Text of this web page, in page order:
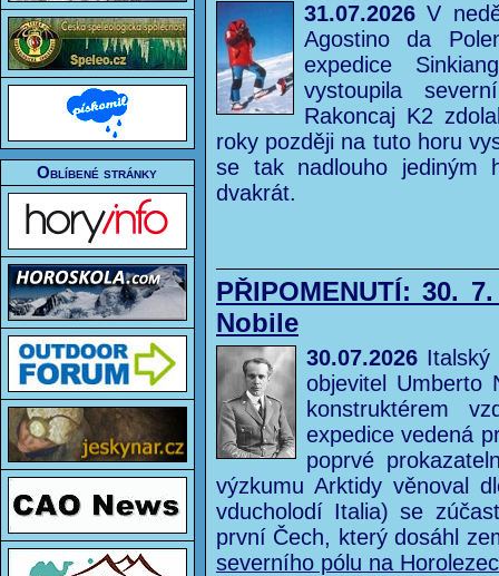
Oblíbené stránky
31.07.2026 V
Agostino da
expedice
vystoupila
Rakoncaj K2
roky později na tuto horu
se tak nadlouho jediným
dvakrát.
PŘIPOMENUTÍ: 30.
Nobile
30.07.2026 Italský
objevitel Umberto
konstruktérem
expedice vedená
poprvé
výzkumu Arktidy věnoval
vducholodí Italia) se
první Čech, který dosáhl
severního pólu na